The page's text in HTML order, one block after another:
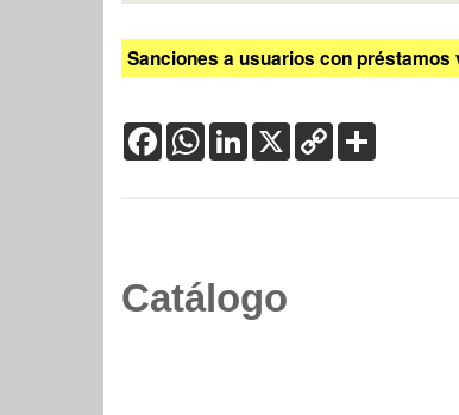
Sanciones a usuarios con
FacebookWhatsApp
LinkedIn
X Copy
Link
Catálogo